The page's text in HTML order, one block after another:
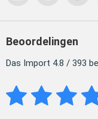
Beoordelingen
Das Import 4.8 / 393